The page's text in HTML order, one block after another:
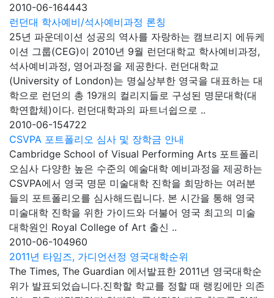
2010-06-164443
런던대 학사예비/석사예비과정 론칭
25년 파운데이션 성공의 역사를 자랑하는 캠브리지 에듀케
이션 그룹(CEG)이 2010년 9월 런던대학교 학사예비과정,
석사예비과정, 영어과정을 제공한다. 런던대학교
(University of London)는 명실상부한 영국을 대표하는 대
학으로 런던의 총 19개의 컬리지들로 구성된 명문대학(대
학연합체)이다. 런던대학과의 파트너쉽으로 ..
2010-06-154722
CSVPA 포트폴리오 심사 및 장학금 안내
Cambridge School of Visual Performing Arts 포트폴리
오심사 다양한 높은 수준의 예술대학 예비과정을 제공하는
CSVPA에서 영국 명문 미술대학 진학을 희망하는 여러분
들의 포트폴리오를 심사해드립니다. 본 시간을 통해 영국
미술대학 진학을 위한 가이드와 더불어 영국 최고의 미술
대학원인 Royal College of Art 출신 ..
2010-06-104960
2011년 타임즈, 가디언선정 영국대학순위
The Times, The Guardian 에서발표한 2011년 영국대학순
위가 발표되었습니다.진학할 학교를 정할 때 랭킹에만 의존